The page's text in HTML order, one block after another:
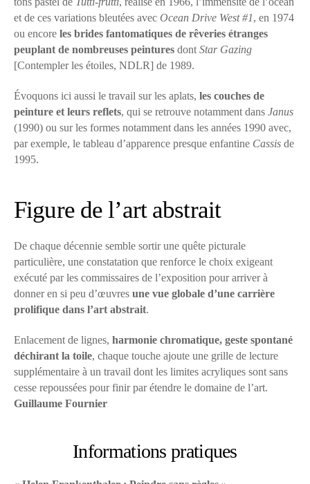
et de ces variations bleutées avec Ocean Drive West #1, en 1974
ou encore les brides fantomatiques de rêveries étranges
peuplant de nombreuses peintures dont Star Gazing
[Contempler les étoiles, NDLR] de 1989.
Évoquons ici aussi le travail sur les aplats, les couches de
peinture et leurs reflets, qui se retrouve notamment dans Janus
(1990) ou sur les formes notamment dans les années 1990 avec,
par exemple, le tableau d’apparence presque enfantine Cassis de
1995.
Figure de l’art abstrait
De chaque décennie semble sortir une quête picturale
particulière, une constatation que renforce le choix exigeant
exécuté par les commissaires de l’exposition pour arriver à
donner en si peu d’œuvres une vue globale d’une carrière
prolifique dans l’art abstrait.
Enlacement de lignes, harmonie chromatique, geste spontané
déchirant la toile, chaque touche ajoute une grille de lecture
supplémentaire à un travail dont les limites acryliques sont sans
cesse repoussées pour finir par étendre le domaine de l’art.
Guillaume Fournier
Informations pratiques